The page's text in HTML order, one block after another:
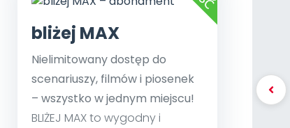
bliżej MAX
Nielimitowany dostęp do
scenariuszy, filmów i piosenek
– wszystko w jednym miejscu!
BLIŻEJ MAX to wygodny i